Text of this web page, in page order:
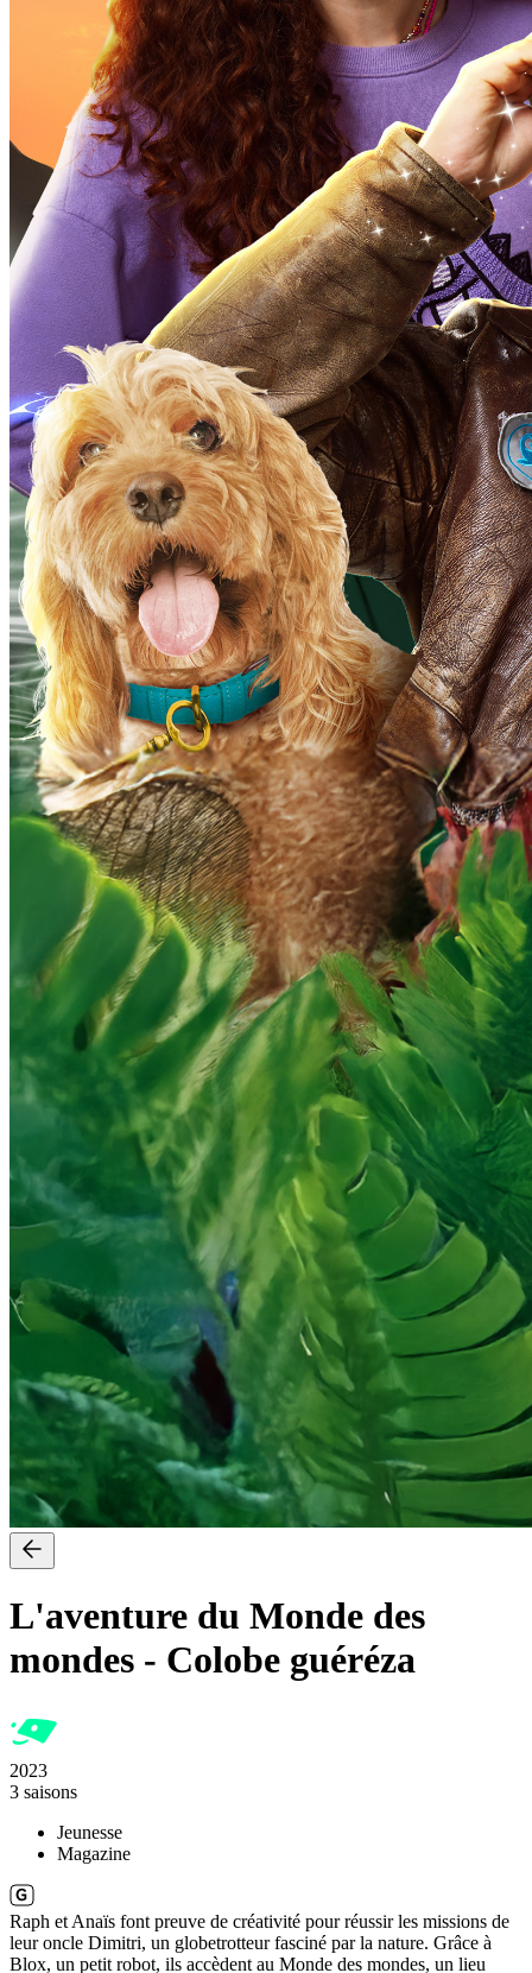
L'aventure du Monde des
mondes - Colobe guéréza
2023
3 saisons
Jeunesse
Magazine
Raph et Anaïs font preuve de créativité pour réussir les missions de
leur oncle Dimitri, un globetrotteur fasciné par la nature. Grâce à
Blox, un petit robot, ils accèdent au Monde des mondes, un lieu